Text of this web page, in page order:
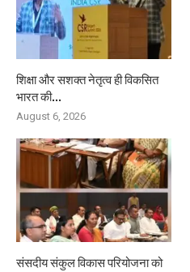
शिक्षा और सशक्त नेतृत्व ही विकसित
भारत की...
August 6, 2026
संसदीय संकुल विकास परियोजना को